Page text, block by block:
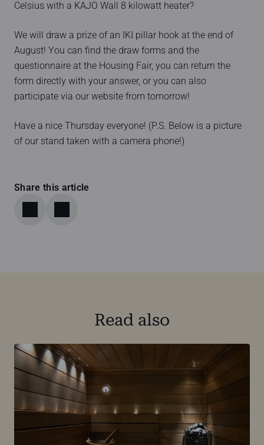
Celsius with a KAJO Wall 8 kilowatt heater?
We will draw a prize of an IKI pillar hook at the end of
August! You can find the draw forms and the
questionnaire at the Housing Fair, you can return the
form directly with your answer, or you can also
participate via our website from tomorrow!
Have a nice Thursday everyone! (P.S. Below is a picture
of our stand taken with a camera phone!)
Share this article
Read also